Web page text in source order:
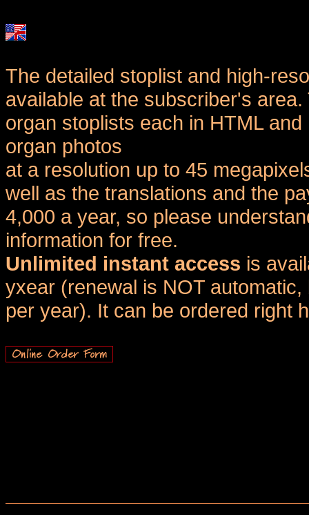
The detailed stoplist and high-
available at the subscriber's
organ stoplists each in HTML
organ photos
at a resolution up to 45
well as the translations and the
4,000 a year, so please
information for free.
Unlimited instant access is
yxear (renewal is NOT
per year). It can be ordered right